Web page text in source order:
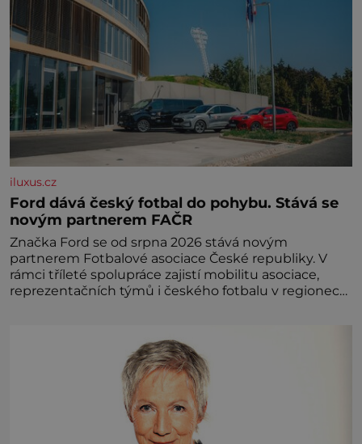
iluxus.cz
Ford dává český fotbal do pohybu. Stává se
novým partnerem FAČR
Značka Ford se od srpna 2026 stává novým
partnerem Fotbalové asociace České republiky. V
rámci tříleté spolupráce zajistí mobilitu asociace,
reprezentačních týmů i českého fotbalu v regionech.